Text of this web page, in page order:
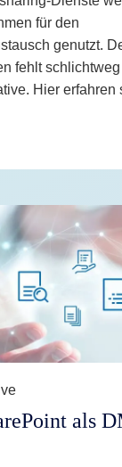
für den
genutzt.
fehlt
Hier erfahren
entstehen und
→
als